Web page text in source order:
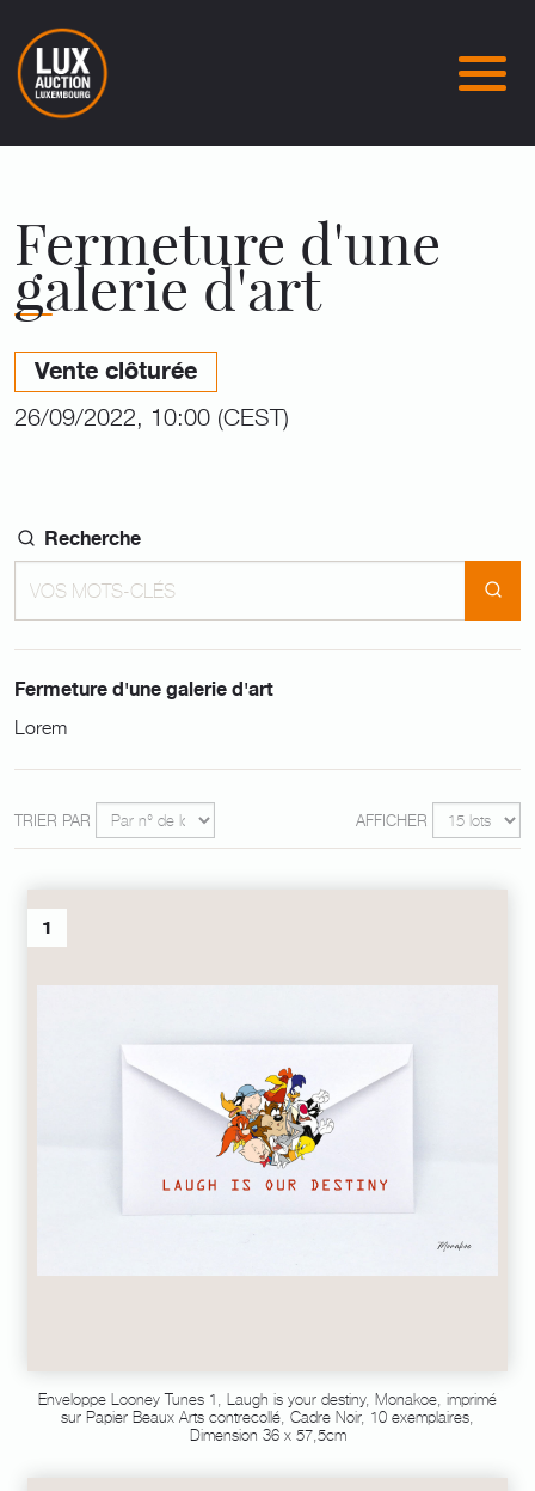
Fermeture d'une
galerie d'art
Vente clôturée
26/09/2022, 10:00 (CEST)
Recherche
Fermeture d'une galerie d'art
Lorem
TRIER PAR AFFICHER
1
Enveloppe Looney Tunes 1, Laugh is your destiny, Monakoe, imprimé
sur Papier Beaux Arts contrecollé, Cadre Noir, 10 exemplaires,
Dimension 36 x 57,5cm